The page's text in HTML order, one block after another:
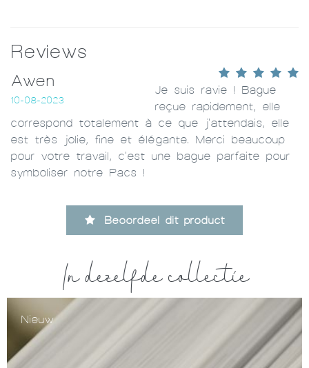
Reviews
Awen
10-08-2023
Je suis ravie ! Bague
reçue rapidement, elle
correspond totalement à ce que j'attendais, elle
est très jolie, fine et élégante. Merci beaucoup
pour votre travail, c'est une bague parfaite pour
symboliser notre Pacs !
Beoordeel dit product
In dezelfde collectie
Nieuw